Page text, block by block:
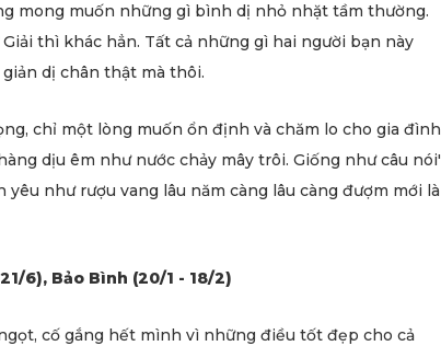
mong muốn những gì bình dị nhỏ nhặt tầm thường.
thì khác hẳn. Tất cả những gì hai người bạn này
dị chân thật mà thôi.
chỉ một lòng muốn ổn định và chăm lo cho gia đình
dịu êm như nước chảy mây trôi. Giống như câu nói'
như rượu vang lâu năm càng lâu càng đượm mới là
6), Bảo Bình (20/1 - 18/2)
cố gắng hết mình vì những điều tốt đẹp cho cả